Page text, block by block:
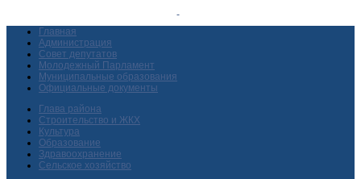
Главная
Администрация
Совет депутатов
Молодежный Парламент
Муниципальные образования
Официальные документы
Глава района
Строительство и ЖКХ
Культура
Образование
Здравоохранение
Сельское хозяйство